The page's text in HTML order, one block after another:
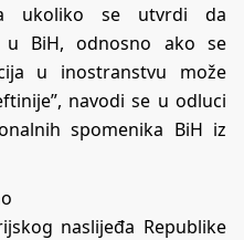
ukoliko se utvrdi da
u BiH, odnosno ako se
u inostranstvu može
navodi se u odluci
spomenika BiH iz
naslijeđa Republike